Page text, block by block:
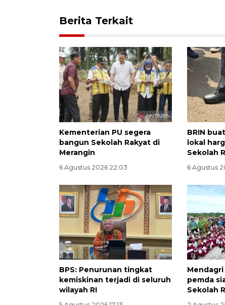
Berita Terkait
Kementerian PU segera
bangun Sekolah Rakyat di
Merangin
6 Agustus 2026 22:03
BRIN
lokal
Sekolah
6 Agustus
BPS: Penurunan tingkat
kemiskinan terjadi di seluruh
wilayah RI
pemda
Sekolah